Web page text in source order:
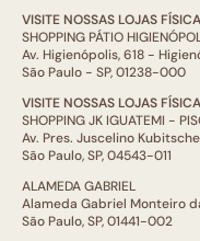
VISITE NOSSAS LOJAS
SHOPPING PÁTIO
Av. Higienópolis, 618 -
São Paulo - SP, 01238-000
VISITE NOSSAS LOJAS
SHOPPING JK IGUATEMI -
Av. Pres. Juscelino
São Paulo, SP, 04543-011
ALAMEDA GABRIEL
Alameda Gabriel Monteiro
São Paulo, SP, 01441-002